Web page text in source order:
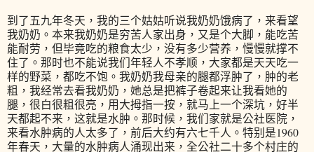
到了五九年冬天，我的三个姑姑听说我奶奶饿病了，来看望
我奶奶。本来我奶奶是穷苦人家出身，又是个大脚，能吃苦
能耐劳，但毕竟吃的粮食太少，没有多少营养，慢慢就撑不
住了。那时也不能说我们年轻人不孝顺，大家都是天天吃一
样的野菜，都吃不饱。我奶奶我母亲的腿都浮肿了，肿的老
粗，我经常去看我奶奶，她总是把裤子卷起来让我看她的
腿，很白很粗很亮，用大拇指一按，就马上一个深坑，好半
天都起不来，这就是水肿。那时候，我们家就是公社医院，
来看水肿病的人太多了，前后大约有六七千人。特别是1960
年春天，大量的水肿病人涌现出来，全公社二十多个村庄的